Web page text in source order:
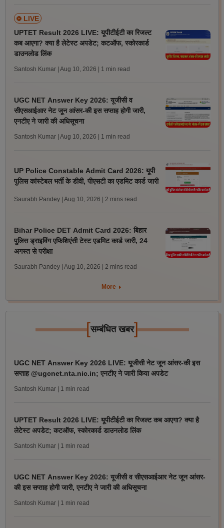
LIVE
UPTET Result 2026 LIVE: यूपीटीईटी का रिजल्ट
कब आएगा? क्या है लेटेस्ट अपडेट; कटऑफ, स्कोरकार्ड
डाउनलोड लिंक
Santosh Kumar | Aug 10, 2026 | 1 min read
UGC NET Answer Key 2026: यूजीसी व
सीएसआईआर नेट जून आंसर-की इस सप्ताह होगी जारी,
एनटीए ने जारी की अधिसूचना
Santosh Kumar | Aug 10, 2026 | 1 min read
UP Police Constable Admit Card 2026: यूपी
पुलिस कांस्टेबल भर्ती के डीवी, पीएसटी का एडमिट कार्ड जारी
Saurabh Pandey | Aug 10, 2026 | 2 mins read
Bihar Police DET Admit Card 2026: बिहार
पुलिस ड्राइविंग एफिशिएंसी टेस्ट एडमिट कार्ड जारी, 24
अगस्त से परीक्षा
Saurabh Pandey | Aug 10, 2026 | 2 mins read
More
[सम्बंधित खबर]
UGC NET Answer Key 2026 LIVE: यूजीसी नेट जून आंसर-की इस
सप्ताह @ugcnet.nta.nic.in; एनटीए ने जारी किया अपडेट
Santosh Kumar | 1 min read
UPTET Result 2026 LIVE: यूपीटीईटी का रिजल्ट कब आएगा? क्या है
लेटेस्ट अपडेट; कटऑफ, स्कोरकार्ड डाउनलोड लिंक
Santosh Kumar | 1 min read
UGC NET Answer Key 2026: यूजीसी व सीएसआईआर नेट जून आंसर-
की इस सप्ताह होगी जारी, एनटीए ने जारी की अधिसूचना
Santosh Kumar | 1 min read